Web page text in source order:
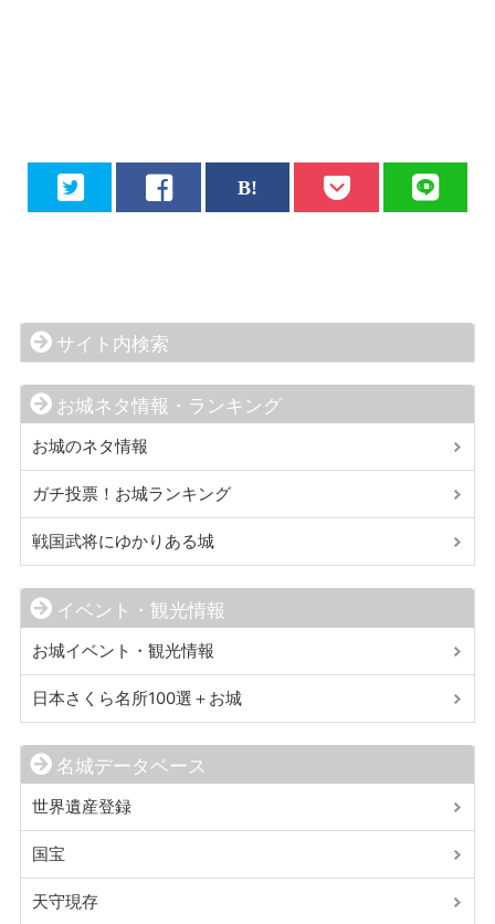
サイト内検索
お城ネタ情報・ランキング
お城のネタ情報
ガチ投票！お城ランキング
戦国武将にゆかりある城
イベント・観光情報
お城イベント・観光情報
日本さくら名所100選＋お城
名城データベース
世界遺産登録
国宝
天守現存